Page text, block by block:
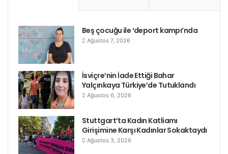
Beş çocuğu ile ‘deport kampı’nda
Ağustos 7, 2026
İsviçre’nin İade Ettiği Bahar
Yalçınkaya Türkiye’de Tutuklandı
Ağustos 6, 2026
Stuttgart’ta Kadın Katliamı
Girişimine Karşı Kadınlar Sokaktaydı
Ağustos 3, 2026